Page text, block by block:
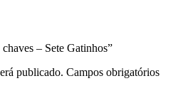
– Sete Gatinhos”
publicado. Campos obrigatórios